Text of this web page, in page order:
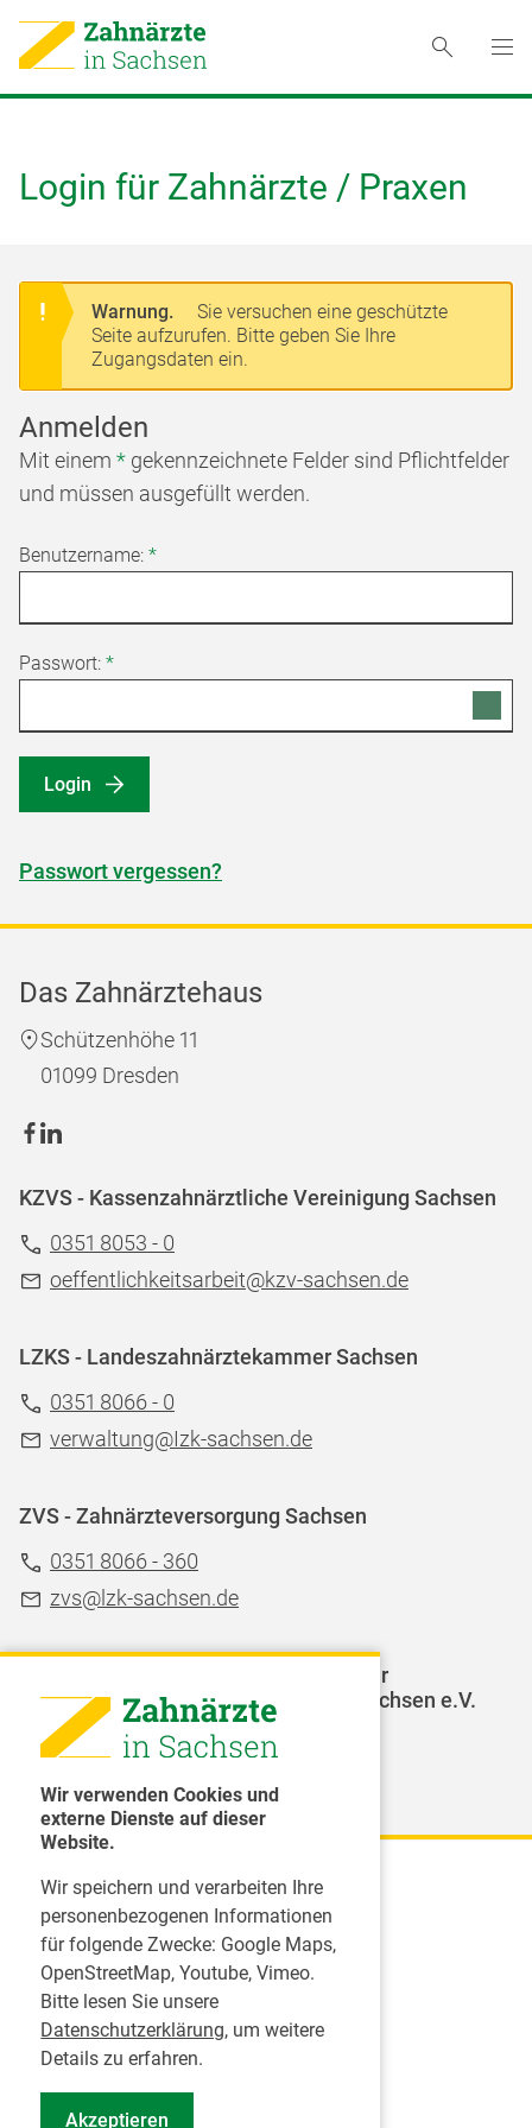
Wir verwenden Cookies und
externe Dienste auf dieser
Website.
Wir speichern und verarbeiten Ihre
personenbezogenen Informationen
für folgende Zwecke: Google Maps,
OpenStreetMap, Youtube, Vimeo.
Bitte lesen Sie unsere
Datenschutzerklärung, um weitere
Details zu erfahren.
Akzeptieren
Login für Zahnärzte / Praxen
Warnung.
Sie versuchen eine geschützte
Seite aufzurufen. Bitte geben Sie Ihre
Zugangsdaten ein.
Anmelden
Mit einem * gekennzeichnete Felder sind Pflichtfelder
und müssen ausgefüllt werden.
Benutzername: *
Passwort: *
Login
Passwort vergessen?
Das Zahnärztehaus
Schützenhöhe 11
01099 Dresden
KZVS - Kassenzahnärztliche Vereinigung Sachsen
0351 8053 - 0
oeffentlichkeitsarbeit@kzv-sachsen.de
LZKS - Landeszahnärztekammer Sachsen
0351 8066 - 0
verwaltung@Izk-sachsen.de
ZVS - Zahnärzteversorgung Sachsen
0351 8066 - 360
zvs@lzk-sachsen.de
LAGZ - Landesarbeitsgemeinschaft für
Jugendzahnpflege des Freistaates Sachsen e.V.
Karriere
Inserate
Praktikum in einer Zahnarztpraxis
Jobs im Zahnärztehaus
Presse
Pressemitteilungen